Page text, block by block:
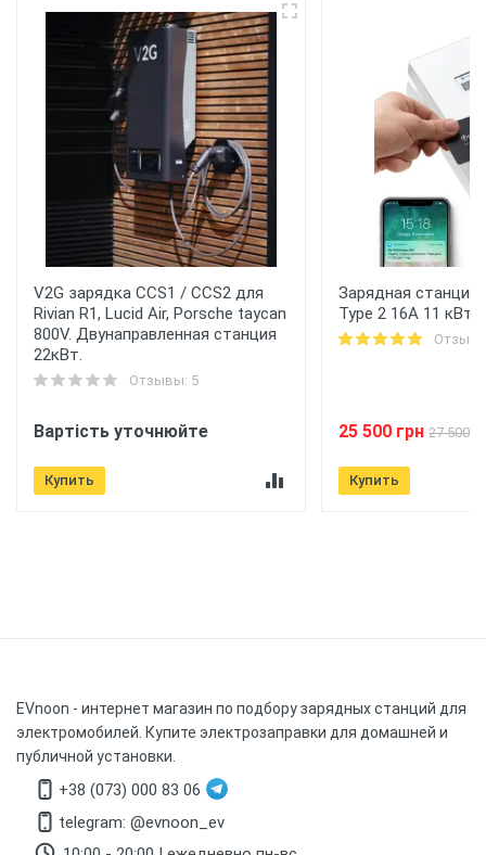
V2G зарядка CCS1 / CCS2 для
Rivian R1, Lucid Air, Porsche taycan
800V. Двунаправленная станция
22кВт.
Отзывы: 5
Вартість уточнюйте
Купить
Зарядная станция
Type 2 16A 11 кВт
25 500 грн 27 500
Купить
EVnoon - интернет магазин по подбору зарядных станций для
электромобилей. Купите электрозаправки для домашней и
публичной установки.
+38 (073) 000 83 06
telegram: @evnoon_ev